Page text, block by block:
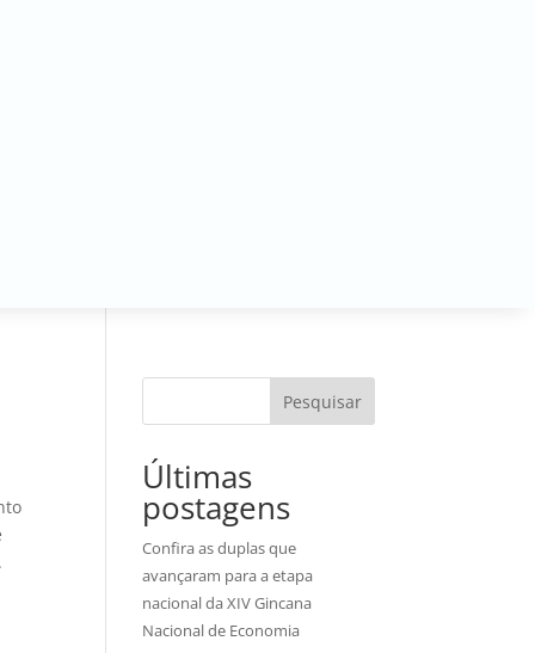
Pesquisar
Últimas
postagens
Confira as duplas que
avançaram para a etapa
nacional da XIV Gincana
Nacional de Economia